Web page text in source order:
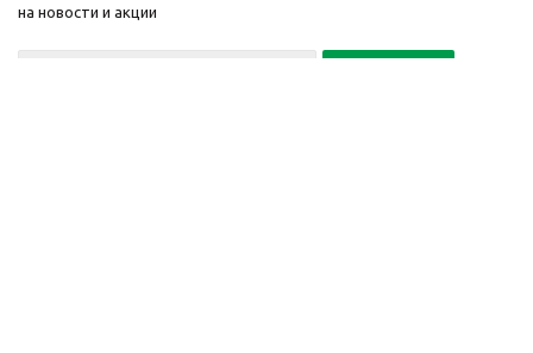
на новости и акции